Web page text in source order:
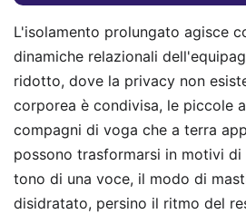
L'isolamento prolungato agisce
dinamiche relazionali
ridotto, dove la privacy non
corporea è condivisa, le piccole
compagni di voga che a terra
possono trasformarsi in motivi
tono di una voce, il modo di
disidratato, persino il ritmo del